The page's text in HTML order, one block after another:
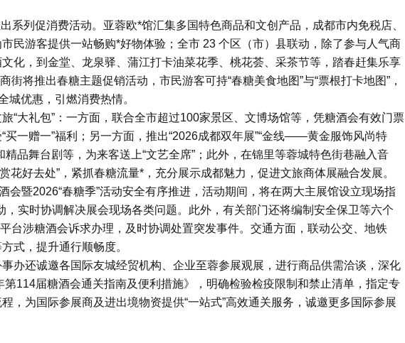
系列促消费活动。亚蓉欧*馆汇集多国特色商品和文创产品，成都市内免税店、
民游客提供一站畅购*好物体验；全市 23 个区（市）县联动，除了参与人气商
化，到金堂、龙泉驿、蒲江打卡油菜花季、桃花荟、采茶节等，踏春赶集乐享
将推出春糖主题促销活动，市民游客可持“春糖美食地图”与“票根打卡地图”，
城优惠，引燃消费热情。
“大礼包”：一方面，联合全市超过100家景区、文博场馆等，凭糖酒会有效门票
一赠一”福利；另一方面，推出“2026成都双年展”“金线——黄金服饰风尚特
品舞台剧等，为来客送上“文艺全席”；此外，在锦里等蓉城特色街巷融入音
花好去处”，紧抓春糖流量*，充分展示成都魅力，促进文旅商体展融合发展。
会暨2026“春糖季”活动安全有序推进，活动期间，将在两大主展馆设立现场指
实时协调解决展会现场各类问题。此外，有关部门还将编制安全保卫等六个
台涉糖酒会诉求办理，及时协调处置突发事件。交通方面，联动公交、地铁
式，提升通行顺畅度。
办还诚邀各国际友城经贸机构、企业至蓉参展观展，进行商品供需洽谈，深化
114届糖酒会通关指南及便利措施》，明确检验检疫限制和禁止清单，指定专
，为国际参展商及进出境物资提供“一站式”高效通关服务，诚邀更多国际参展